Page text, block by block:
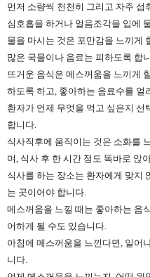
먼저 소량씩 천천히 그리고 자주 섭
심호흡을 하거나 얼음조각을 입에
물을 마시는 것은 포만감을 느끼게
많은 국물이나 음료는 피하도록 합
뜨거운 음식은 메스꺼움을 느끼게
하도록 하고, 좋아하는 음료수를 얼
환자가 언제 무엇을 먹고 싶은지
합니다.
식사직후에 움직이는 것은 소화를
며, 식사 후 한 시간 정도 똑바로 앉
식사를 하는 장소는 환자에게 맞지
는 곳이어야 합니다.
메스꺼움을 느낄 때는 좋아하는 음
어하게 될 수도 있습니다.
아침에 메스꺼움을 느낀다면, 일어
니다.